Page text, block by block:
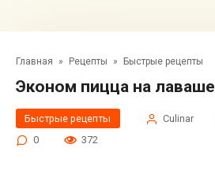
Главная » Рецепты » Быстрые рецепты
Эконом пицца на лаваше
Быстрые рецепты Сulinar
0
372